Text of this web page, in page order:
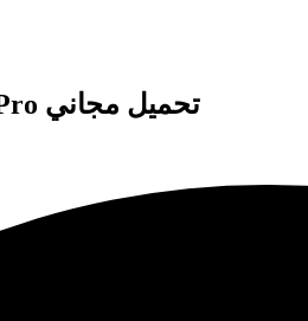
WonderFox HD Video Converter Factory Pro تحميل مجاني